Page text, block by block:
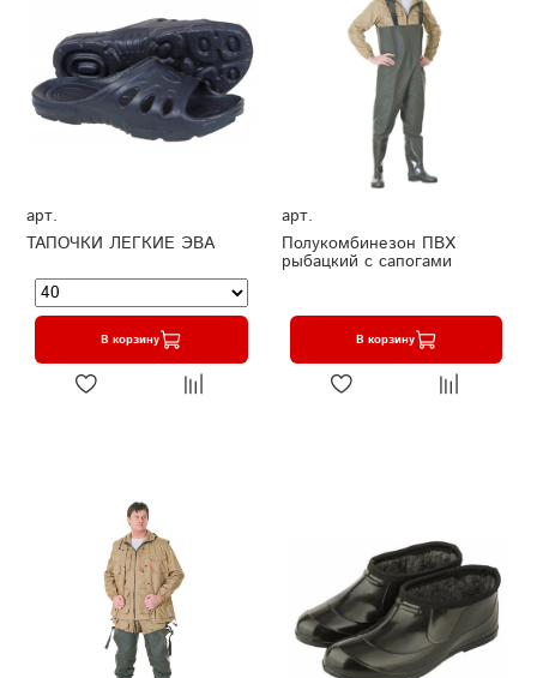
арт.
ТАПОЧКИ ЛЕГКИЕ ЭВА
В корзину
арт.
Полукомбинезон ПВХ
рыбацкий с сапогами
В корзину